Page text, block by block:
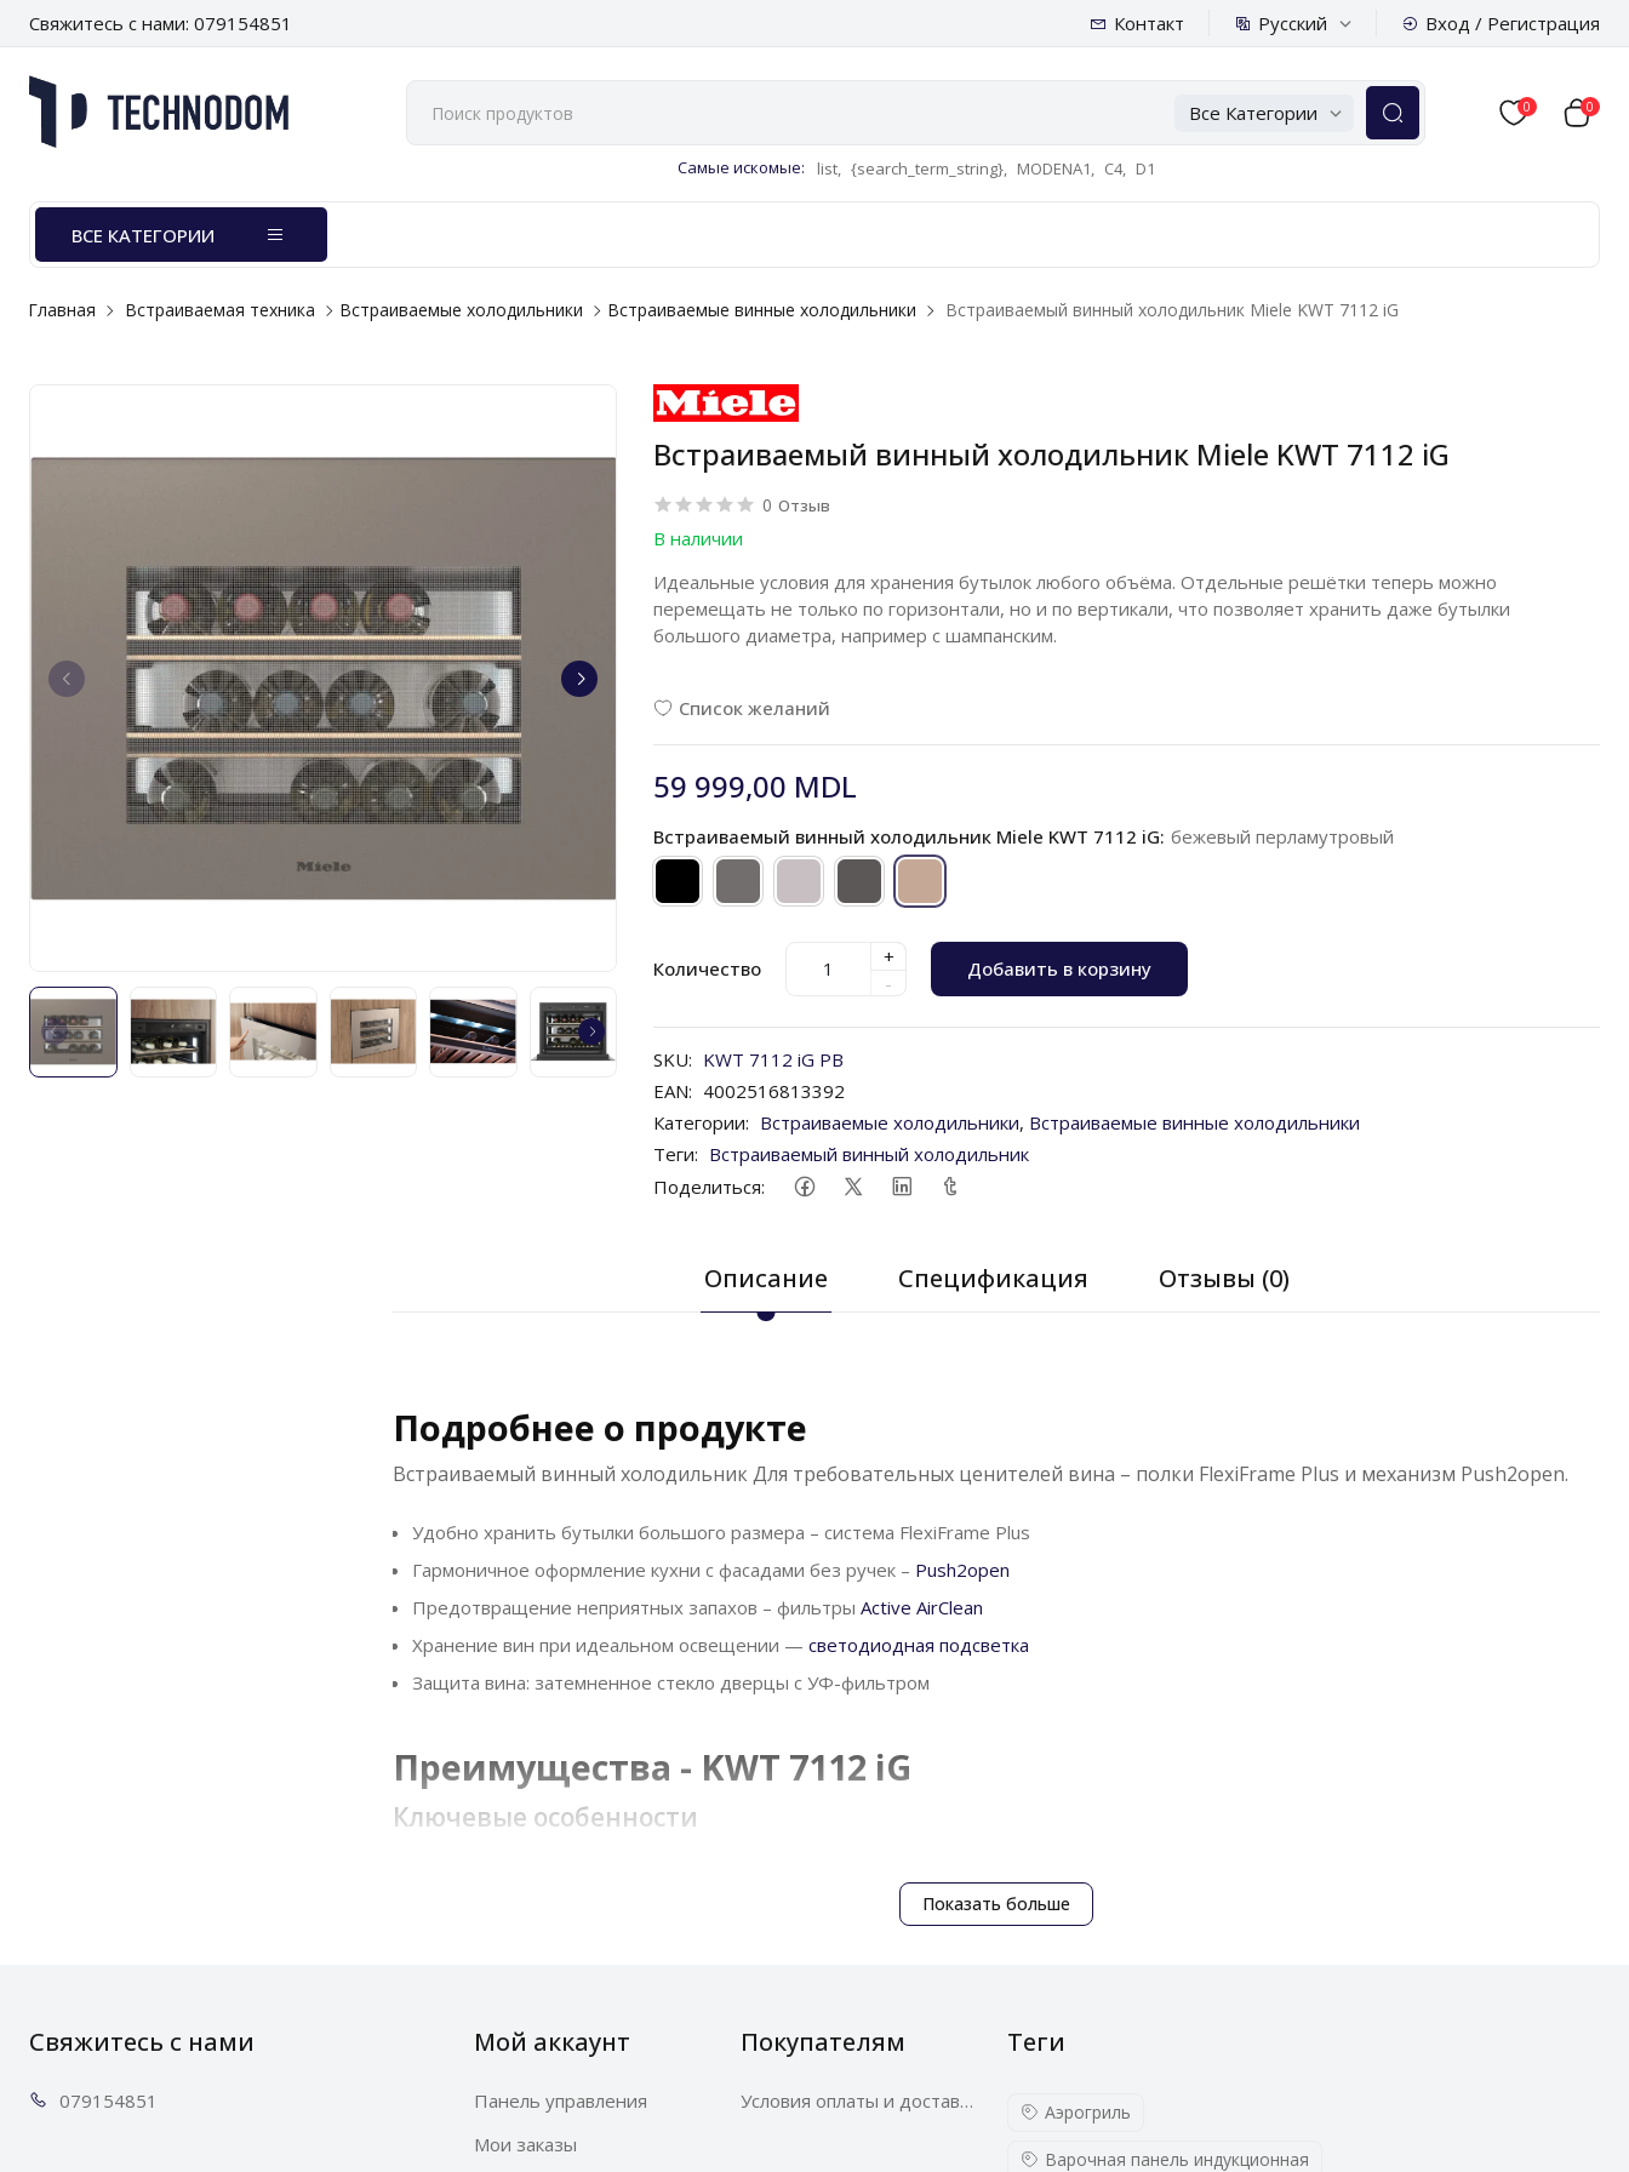
Свяжитесь с нами: 079154851 Контакт Русский Вход / Регистрация
Все Категории
Самые искомые: list, {search_term_string}, MODENA1, C4, D1
0 0
ВСЕ КАТЕГОРИИ
Главная Встраиваемая техника Встраиваемые холодильники Встраиваемые винные холодильники Встраиваемый винный холодильник Miele KWT 7112 iG
Встраиваемый винный холодильник Miele KWT 7112 iG
0 Отзыв
В наличии
Идеальные условия для хранения бутылок любого объёма. Отдельные решётки теперь можно
перемещать не только по горизонтали, но и по вертикали, что позволяет хранить даже бутылки
большого диаметра, например с шампанским.
Список желаний
59 999,00 MDL
Встраиваемый винный холодильник Miele KWT 7112 iG: бежевый перламутровый
Количество
+
-
Добавить в корзину
SKU: KWT 7112 iG PB
EAN: 4002516813392
Категории: Встраиваемые холодильники, Встраиваемые винные холодильники
Теги: Встраиваемый винный холодильник
Поделиться:
Описание Спецификация Отзывы (0)
Подробнее о продукте
Встраиваемый винный холодильник Для требовательных ценителей вина – полки FlexiFrame Plus и механизм Push2open.
Удобно хранить бутылки большого размера – система FlexiFrame Plus
Гармоничное оформление кухни с фасадами без ручек – Push2open
Предотвращение неприятных запахов – фильтрыActive AirClean
Хранение вин при идеальном освещении —светодиодная подсветка
Защита вина: затемненное стекло дверцы с УФ-фильтром
Преимущества - KWT 7112 iG
Ключевые особенности
Полки FlexiFrame Plus
Показать больше
Свяжитесь с нами
0791 54851
Мой аккаунт
Панель управления
Мои заказы
Покупателям
Условия оплаты и доставки
Теги
Аэрогриль
Варочная панель индукционная